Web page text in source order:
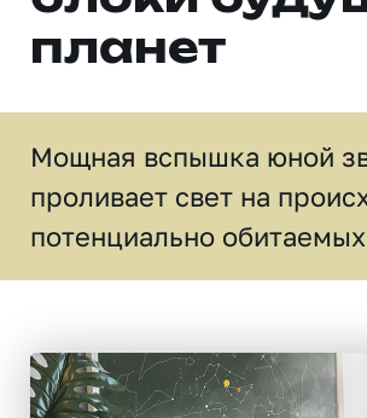
планет
Мощная вспышка юной
проливает свет на
потенциально